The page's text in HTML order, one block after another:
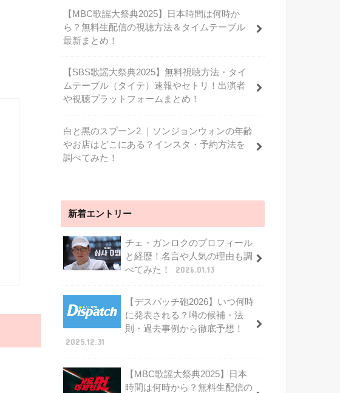
【MBC歌謡大祭典2025】日本時間は何時か
ら？無料生配信の視聴方法＆タイムテーブル
最新まとめ！
【SBS歌謡大祭典2025】無料視聴方法・タイ
ムテーブル（タイテ）速報やセトリ！出演者
や視聴プラットフォームまとめ！
白と黒のスプーン2 ｜ソンジョンウォンの年齢
やお店はどこにある？インスタ・予約方法を
調べてみた！
新着エントリー
チェ・ガンロクのプロフィール
と経歴！名言や人気の理由も調
べてみた！
2026.01.13
【デスパッチ砲2026】いつ何時
に発表される？噂の候補・法
則・過去事例から徹底予想！
2025.12.31
【MBC歌謡大祭典2025】日本
時間は何時から？無料生配信の